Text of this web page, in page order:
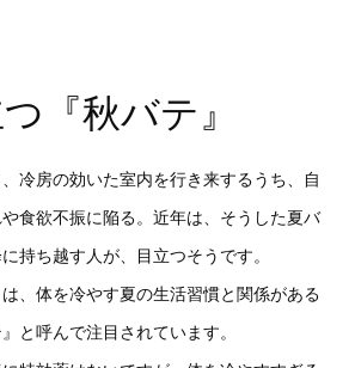
『秋バテ』
冷房の効いた室内を行き来するうち、自
食欲不振に陥る。近年は、そうした夏バ
持ち越す人が、目立つそうです。
、体を冷やす夏の生活習慣と関係がある
と呼んで注目されています。